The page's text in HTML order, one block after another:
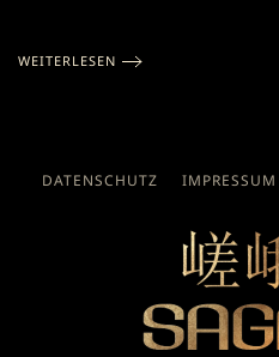
WEITERLESEN
DATENSCHUTZ IMPRESSUM